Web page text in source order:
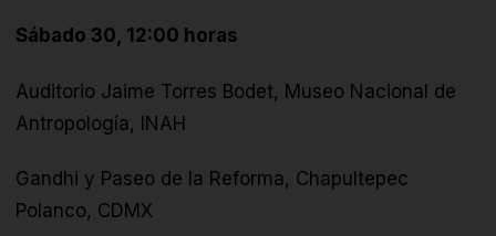
Sábado 30, 12:00 horas
Auditorio Jaime Torres Bodet, Museo Nacional de
Antropología, INAH
Gandhi y Paseo de la Reforma, Chapultepec
Polanco, CDMX